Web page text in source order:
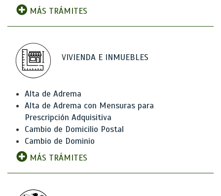
MÁS TRÁMITES
VIVIENDA E INMUEBLES
Alta de Adrema
Alta de Adrema con Mensuras para
Prescripción Adquisitiva
Cambio de Domicilio Postal
Cambio de Dominio
MÁS TRÁMITES